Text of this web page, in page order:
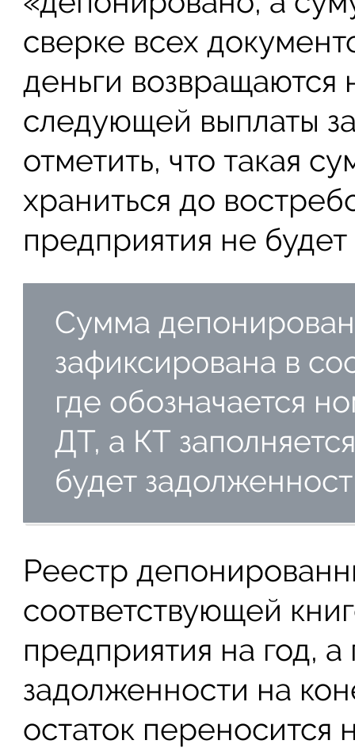
сверке всех
деньги возвращаются
следующей выплаты
отметить, что такая
храниться до
предприятия не
Сумма
зафиксирована в
где обозначается
ДТ, а КТ
будет
Реестр
соответствующей
предприятия на год,
задолженности на
остаток